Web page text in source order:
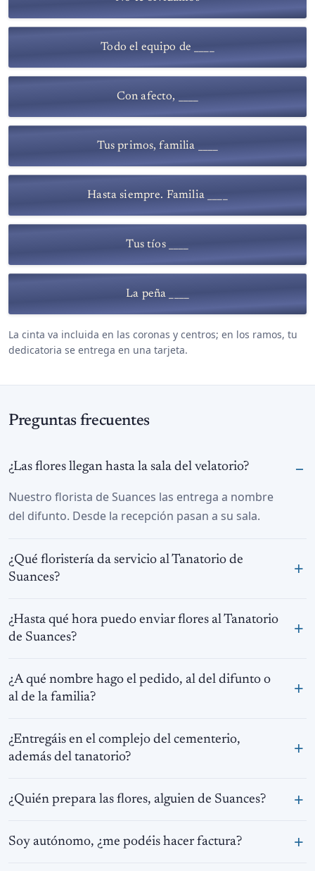
Todo el equipo de ____
Con afecto, ____
Tus primos, familia ____
Hasta siempre. Familia ____
Tus tíos ____
La peña ____
La cinta va incluida en las coronas y centros; en los ramos, tu
dedicatoria se entrega en una tarjeta.
Preguntas frecuentes
¿Las flores llegan hasta la sala del velatorio?
Nuestro florista de Suances las entrega a nombre
del difunto. Desde la recepción pasan a su sala.
¿Qué floristería da servicio al Tanatorio de
Suances?
¿Hasta qué hora puedo enviar flores al Tanatorio
de Suances?
¿A qué nombre hago el pedido, al del difunto o
al de la familia?
¿Entregáis en el complejo del cementerio,
además del tanatorio?
¿Quién prepara las flores, alguien de Suances?
Soy autónomo, ¿me podéis hacer factura?